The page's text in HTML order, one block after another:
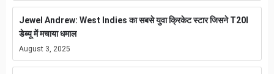
Jewel Andrew: West Indies का सबसे युवा क्रिकेट स्टार जिसने T20I
डेब्यू में मचाया धमाल
August 3, 2025